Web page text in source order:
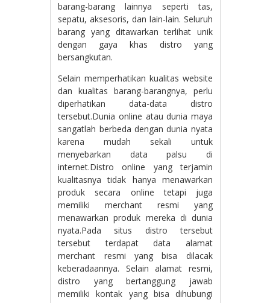
barang-barang lainnya seperti tas,
sepatu, aksesoris, dan lain-lain. Seluruh
barang yang ditawarkan terlihat unik
dengan gaya khas distro yang
bersangkutan.
Selain memperhatikan kualitas website
dan kualitas barang-barangnya, perlu
diperhatikan data-data distro
tersebut.Dunia online atau dunia maya
sangatlah berbeda dengan dunia nyata
karena mudah sekali untuk
menyebarkan data palsu di
internet.Distro online yang terjamin
kualitasnya tidak hanya menawarkan
produk secara online tetapi juga
memiliki merchant resmi yang
menawarkan produk mereka di dunia
nyata.Pada situs distro tersebut
tersebut terdapat data alamat
merchant resmi yang bisa dilacak
keberadaannya. Selain alamat resmi,
distro yang bertanggung jawab
memiliki kontak yang bisa dihubungi